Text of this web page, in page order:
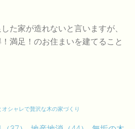
た家が造れないと言いますが、
満足！のお住まいを建てること
シャレで贅沢な木の家づくり